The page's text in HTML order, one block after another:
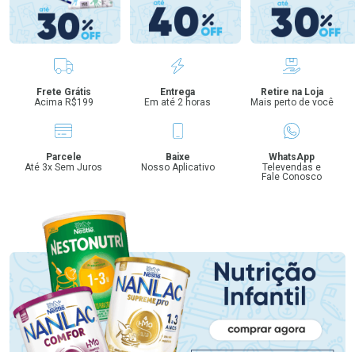
Benefícios
Frete Grátis
Acima R$199
Entrega
Em até 2 horas
Retire na Loja
Mais perto de você
Parcele
Até 3x Sem Juros
Baixe
Nosso Aplicativo
WhatsApp
Televendas e
Fale Conosco